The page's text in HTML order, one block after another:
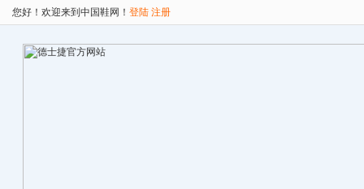
您好！欢迎来到中国鞋网！ 登陆 注册